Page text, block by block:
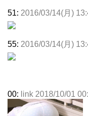
51: 2016/03/14(月)
55: 2016/03/14(月)
00: link 2018/10/01